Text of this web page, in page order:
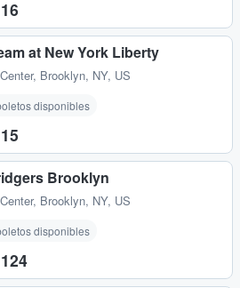
at New York Liberty
, Brooklyn, NY, US
disponibles
Brooklyn
, Brooklyn, NY, US
disponibles